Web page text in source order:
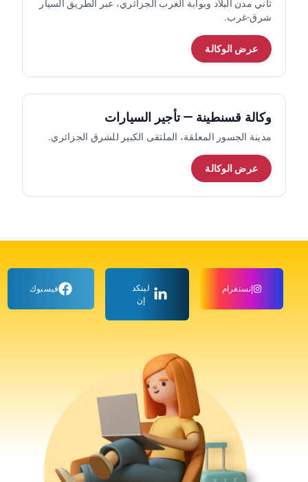
ثاني مدن البلاد وبوابة الغرب الجزائري، عبر الطريق السيار
شرق-غرب.
عرض الوكالة
وكالة قسنطينة — تأجير السيارات
مدينة الجسور المعلقة، الملتقى الكبير للشرق الجزائري.
عرض الوكالة
إنستغرام
لينكد
إن
فيسبوك